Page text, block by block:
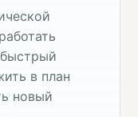
в план
новый